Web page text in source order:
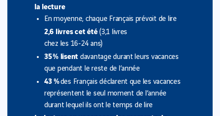
la lecture
En moyenne, chaque Français prévoit de lire
2,6 livres cet été(3,1 livres
chez les 16-24 ans)
35 % lisent davantage durant leurs vacances
que pendant le reste de l’année
43 %des Français déclarent que les vacances
représentent le seul moment de l’année
durant lequel ils ont le temps de lire